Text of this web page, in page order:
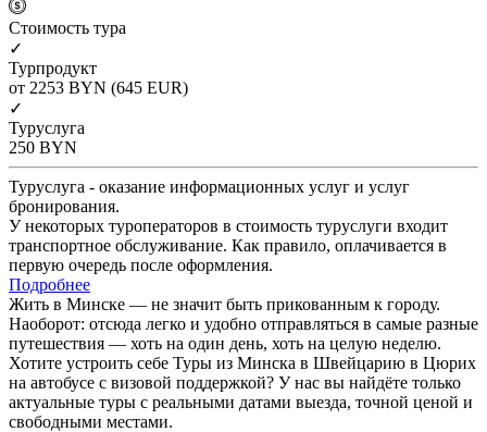
Cтоимость тура
✓
Турпродукт
от 2253 BYN (645 EUR)
✓
Туруслуга
250 BYN
Туруслуга - оказание информационных услуг и услуг
бронирования.
У некоторых туроператоров в стоимость туруслуги входит
транспортное обслуживание. Как правило, оплачивается в
первую очередь после оформления.
Подробнее
Жить в Минске — не значит быть прикованным к городу.
Наоборот: отсюда легко и удобно отправляться в самые разные
путешествия — хоть на один день, хоть на целую неделю.
Хотите устроить себе Туры из Минска в Швейцарию в Цюрих
на автобусе с визовой поддержкой? У нас вы найдёте только
актуальные туры с реальными датами выезда, точной ценой и
свободными местами.